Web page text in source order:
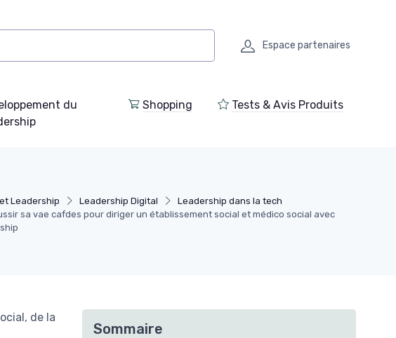
Espace partenaires
du
Shopping Tests & Avis Produits
Leadership Leadership Digital
Leadership dans la tech
sa vae cafdes pour diriger un établissement social et médico social avec
de la
Sommaire